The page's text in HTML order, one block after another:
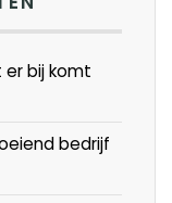
bij komt
bedrijf